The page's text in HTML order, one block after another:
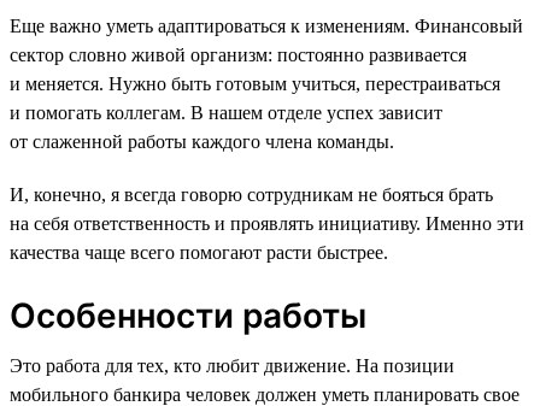
Еще важно уметь адаптироваться к изменениям. Финансовый
сектор словно живой организм: постоянно развивается
и меняется. Нужно быть готовым учиться, перестраиваться
и помогать коллегам. В нашем отделе успех зависит
от слаженной работы каждого члена команды.
И, конечно, я всегда говорю сотрудникам не бояться брать
на себя ответственность и проявлять инициативу. Именно эти
качества чаще всего помогают расти быстрее.
Особенности работы
Это работа для тех, кто любит движение. На позиции
мобильного банкира человек должен уметь планировать свое